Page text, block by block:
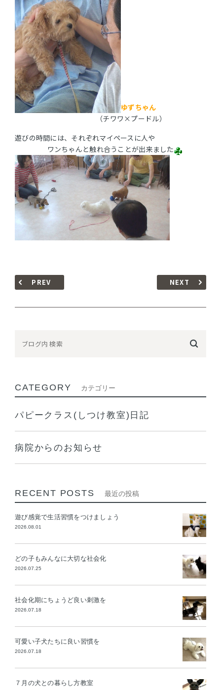
ゆずちゃん
（チワワ×プードル）
遊びの時間には、それぞれマイペースに人や
ワンちゃんと触れ合うことが出来ました
PREV NEXT
CATEGORY カテゴリー
パピークラス(しつけ教室)日記
病院からのお知らせ
RECENT POSTS 最近の投稿
遊び感覚で生活習慣をつけましょう
2026.08.01
どの子もみんなに大切な社会化
2026.07.25
社会化期にちょうど良い刺激を
2026.07.18
可愛い子犬たちに良い習慣を
2026.07.18
７月の犬との暮らし方教室